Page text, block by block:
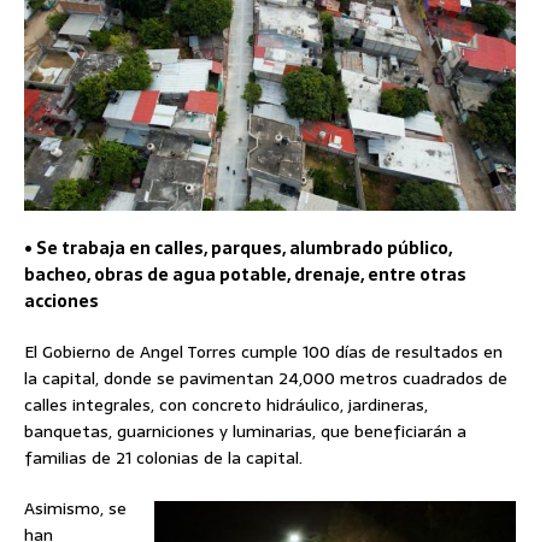
• Se trabaja en calles, parques, alumbrado público,
bacheo, obras de agua potable, drenaje, entre otras
acciones
El Gobierno de Angel Torres cumple 100 días de resultados en
la capital, donde se pavimentan 24,000 metros cuadrados de
calles integrales, con concreto hidráulico, jardineras,
banquetas, guarniciones y luminarias, que beneficiarán a
familias de 21 colonias de la capital.
Asimismo, se
han